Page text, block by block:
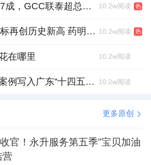
的女儿一样，”李大叔动情地
我们这些老人住得特别安心。”
里存着许多老人子女的电话，
种超越职责的关怀，编织起社区
情况暂时无人照料的业主子
加推去化超7成，GCC联泰超总湾再次引爆深圳顶豪市场认购热潮 10.2w阅读 热
中报多项指标再创历史新高 药明康德将高质量发展成果“分发”到位 10.2w阅读 热
在哪里 10.2w阅读
越秀集团双案例写入广东“十四五”公共文化答卷，复合文化空间助力青年发展型城市建设 10.2w阅读
更多原创
官！永升服务第五季"宝贝加油
营